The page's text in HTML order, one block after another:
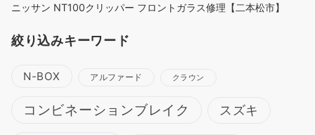
ニッサン NT100クリッパー フロントガラス修理【二本松市】
絞り込みキーワード
N-BOX アルファード クラウン
コンビネーションブレイク スズキ